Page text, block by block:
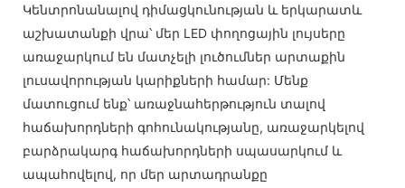
Կենտրոնանալով դիմացկունության և երկարատև
աշխատանքի վրա՝ մեր LED փողոցային լույսերը
առաջարկում են մատչելի լուծումներ արտաքին
լուսավորության կարիքների համար: Մենք
մատուցում ենք՝ առաջնահերթություն տալով
հաճախորդների գոհունակությանը, առաջարկելով
բարձրակարգ հաճախորդների սպասարկում և
ապահովելով, որ մեր արտադրանքը